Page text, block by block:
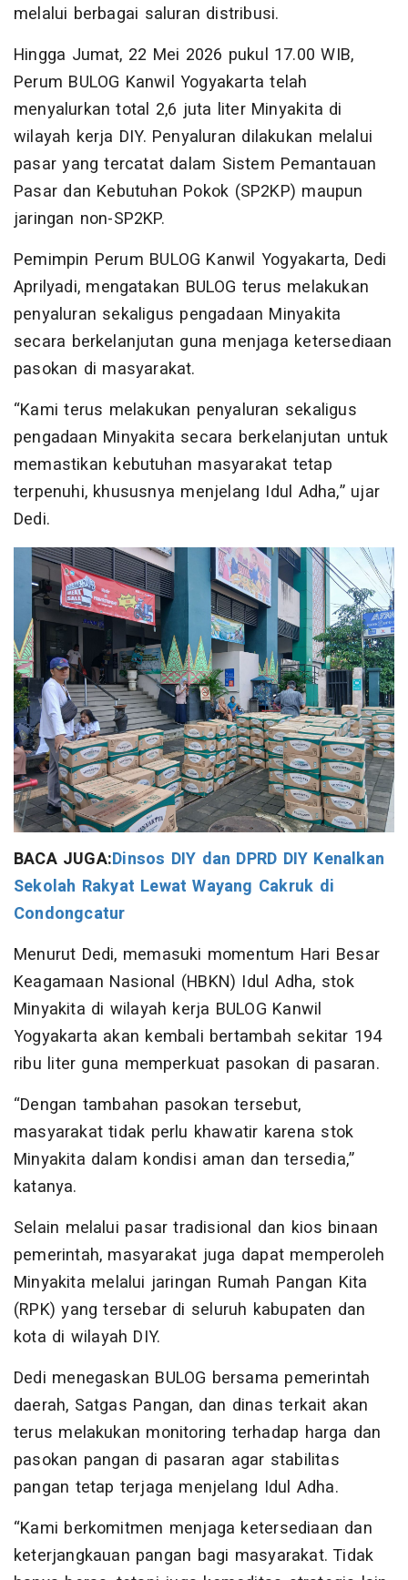
melalui berbagai saluran distribusi.
Hingga Jumat, 22 Mei 2026 pukul 17.00 WIB,
Perum BULOG Kanwil Yogyakarta telah
menyalurkan total 2,6 juta liter Minyakita di
wilayah kerja DIY. Penyaluran dilakukan melalui
pasar yang tercatat dalam Sistem Pemantauan
Pasar dan Kebutuhan Pokok (SP2KP) maupun
jaringan non-SP2KP.
Pemimpin Perum BULOG Kanwil Yogyakarta, Dedi
Aprilyadi, mengatakan BULOG terus melakukan
penyaluran sekaligus pengadaan Minyakita
secara berkelanjutan guna menjaga ketersediaan
pasokan di masyarakat.
“Kami terus melakukan penyaluran sekaligus
pengadaan Minyakita secara berkelanjutan untuk
memastikan kebutuhan masyarakat tetap
terpenuhi, khususnya menjelang Idul Adha,” ujar
Dedi.
BACA JUGA:Dinsos DIY dan DPRD DIY Kenalkan
Sekolah Rakyat Lewat Wayang Cakruk di
Condongcatur
Menurut Dedi, memasuki momentum Hari Besar
Keagamaan Nasional (HBKN) Idul Adha, stok
Minyakita di wilayah kerja BULOG Kanwil
Yogyakarta akan kembali bertambah sekitar 194
ribu liter guna memperkuat pasokan di pasaran.
“Dengan tambahan pasokan tersebut,
masyarakat tidak perlu khawatir karena stok
Minyakita dalam kondisi aman dan tersedia,”
katanya.
Selain melalui pasar tradisional dan kios binaan
pemerintah, masyarakat juga dapat memperoleh
Minyakita melalui jaringan Rumah Pangan Kita
(RPK) yang tersebar di seluruh kabupaten dan
kota di wilayah DIY.
Dedi menegaskan BULOG bersama pemerintah
daerah, Satgas Pangan, dan dinas terkait akan
terus melakukan monitoring terhadap harga dan
pasokan pangan di pasaran agar stabilitas
pangan tetap terjaga menjelang Idul Adha.
“Kami berkomitmen menjaga ketersediaan dan
keterjangkauan pangan bagi masyarakat. Tidak